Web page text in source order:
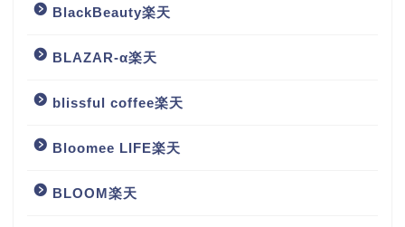
BlackBeauty楽天
BLAZAR-α楽天
blissful coffee楽天
Bloomee LIFE楽天
BLOOM楽天